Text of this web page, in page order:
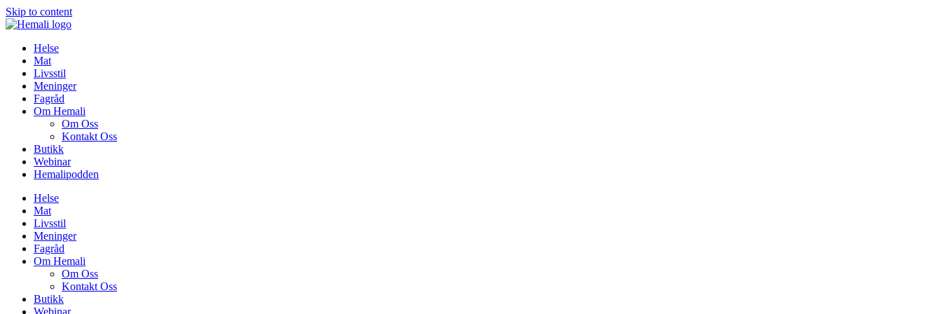
Skip to content
Helse
Mat
Livsstil
Meninger
Fagråd
Om Hemali
Om Oss
Kontakt Oss
Butikk
Webinar
Hemalipodden
Helse
Mat
Livsstil
Meninger
Fagråd
Om Hemali
Om Oss
Kontakt Oss
Butikk
Webinar